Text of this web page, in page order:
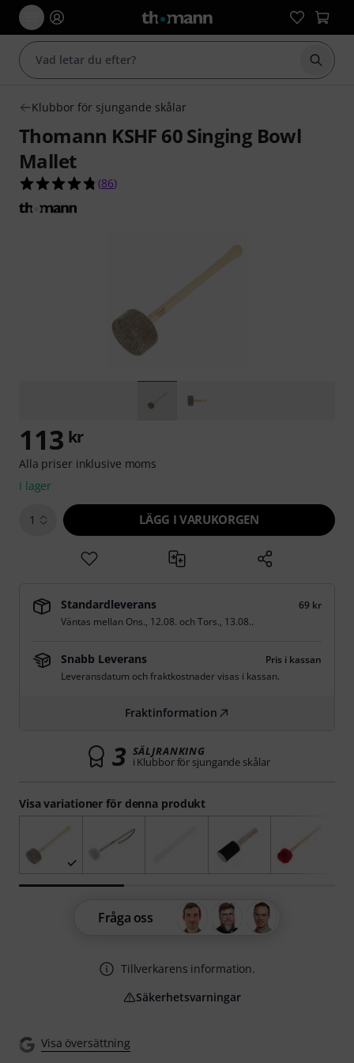
Börja
Klubbor för sjungande skålar
Thomann KSHF 60 Singing Bowl
Mallet
4.8 av 5 stjärnor från 86 kundbetyg
(86)
Visa översättning
Visa variationer för denna produkt
113 kr
Alla priser inklusive moms
i lager
1 LÄGG I VARUKORGEN
Standardleverans
69 kr
Väntas mellan Ons., 12.08. ochTors., 13.08..
Snabb Leverans
Pris i kassan
Leveransdatum och fraktkostnader visas i kassan.
Fraktinformation
3 SÄLJRANKING
i Klubbor för sjungande skålar
Fråga oss
Tillverkarens information.
Säkerhetsvarningar